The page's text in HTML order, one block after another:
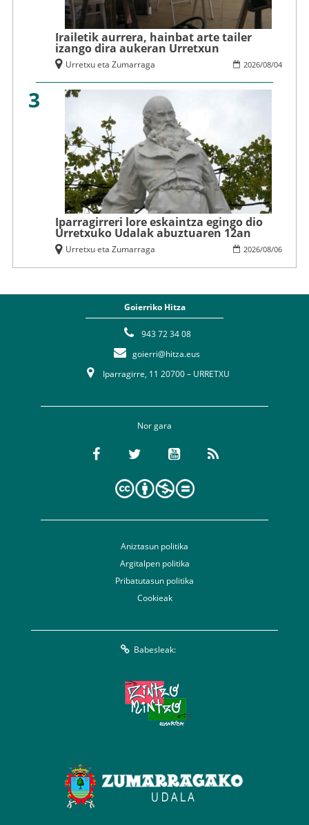
Irailetik aurrera, hainbat arte tailer
izango dira aukeran Urretxun
2026/08/04
Urretxu eta Zumarraga
3
Iparragirreri lore eskaintza egingo dio
Urretxuko Udalak abuztuaren 12an
2026/08/06
Urretxu eta Zumarraga
Goierriko Hitza
943 72 34 08
goierri@hitza.eus
Iparragirre, 11 20700 – URRETXU
Nor gara
Aniztasun politika
Argitalpen politika
Pribatutasun politika
Cookieak
Babesleak: